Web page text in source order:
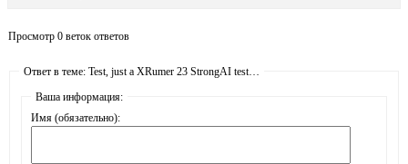
Просмотр 0 веток ответов
Ответ в теме: Test, just a XRumer 23 StrongAI test…
Ваша информация:
Имя (обязательно):